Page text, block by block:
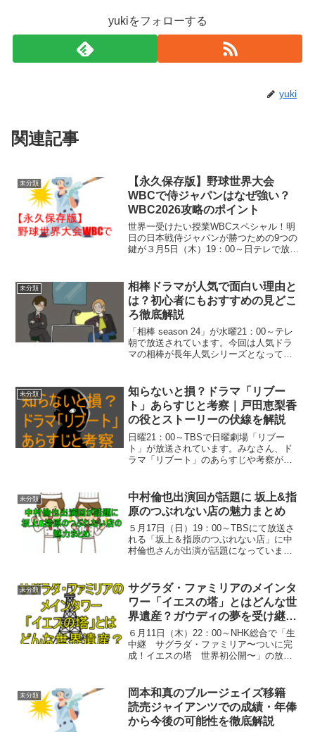
yukiをフォローする
yuki
関連記事
未分類
【永久保存版】野球世界大会
WBCで侍ジャパンはなぜ強い？
WBC2026攻略のポイント
世界一受けたい授業WBCスペシャル！明
日の日本戦侍ジャパンが勝つための9つの
鍵が３月5日（木）19：00～日テレで放送
ています。なぜ日本代表は強いと言われ
るのでしょう...
未分類
相棒ドラマが人気で面白い理由と
は？初心者にもおすすめの見どこ
ろ徹底解説
「相棒 season 24」が水曜21：00～テレ
朝で放送されています。今回は人気ドラ
マの相棒が長年人気シリーズとなってい
年人気の理由とは？面白いと評判の魅力
を徹底解説...
未分類
知らないと損？ドラマ「リブー
ト」あらすじと考察｜戸田恵梨香
の役とストーリーの伏線を解説
日曜21：00～TBSで日曜劇場「リブー
ト」が放送されています。みなさん、ド
ラマ「リブート」のあらすじや考察が気
らに広がります。そこで今回は、戸田恵
梨香の役どころや、タ...
未分類
中村倫也出演回が話題に 坂上&指
原のつぶれない店の魅力まとめ
５月17日（日）19：00～TBSにて放送さ
れる「坂上＆指原のつぶれない店」に中
村倫也さんが出演が話題になっていま
が気になる人も多いのではないでしょう
か？この記事では...
未分類
サグラダ・ファミリアのメインタ
ワー「イエスの塔」とはどんな世
界遺産？ガウディの夢を受け継ぐ
建築をわかりやすく紹介
６月11日（木）22：00～NHK総合で「生
中継 サグラダ・ファミリア〜ついに完
成！イエスの塔 世界初公開〜」の放送
アは世界中から注目を集めているのはな
ぜか？本日（20...
未分類
岡本和真のブルージェイズ移籍
読売ジャイアンツでの成績・年俸
から今後の可能性を徹底解説